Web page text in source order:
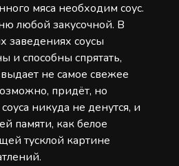
мяса необходим соус.
любой закусочной. В
заведениях соусы
и способны спрятать,
не самое свежее
придёт, но
никуда не денутся, и
памяти, как белое
тусклой картине